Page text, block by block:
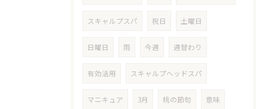
スキャルプスパ 祝日 土曜日
日曜日 雨 今週 週替わり
有効活用 スキャルプヘッドスパ
マニキュア 3月 桃の節句 意味